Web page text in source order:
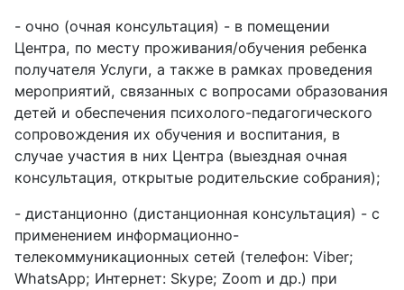
- очно (очная консультация) - в помещении
Центра, по месту проживания/обучения ребенка
получателя Услуги, а также в рамках проведения
мероприятий, связанных с вопросами образования
детей и обеспечения психолого-педагогического
сопровождения их обучения и воспитания, в
случае участия в них Центра (выездная очная
консультация, открытые родительские собрания);
- дистанционно (дистанционная консультация) - с
применением информационно-
телекоммуникационных сетей (телефон: Viber;
WhatsApp; Интернет: Skype; Zoom и др.) при